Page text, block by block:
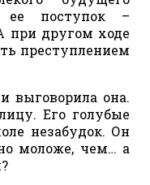
поступок –
при другом ходе
преступлением
выговорила она.
Его голубые
незабудок. Он
моложе, чем… а